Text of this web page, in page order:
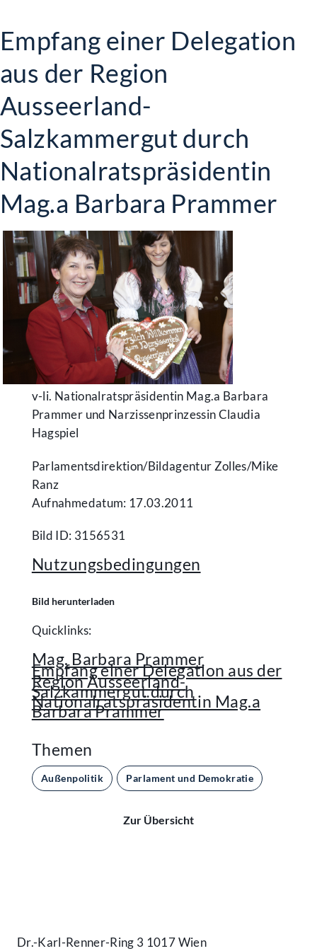
Empfang einer Delegation
aus der Region
Ausseerland-
Salzkammergut durch
Nationalratspräsidentin
Mag.a Barbara Prammer
v-li. Nationalratspräsidentin Mag.a Barbara
Prammer und Narzissenprinzessin Claudia
Hagspiel
Parlamentsdirektion/​Bildagentur Zolles/​Mike
Ranz
Aufnahmedatum: 17.03.2011
Bild ID: 3156531
Nutzungsbedingungen
Bild herunterladen
Quicklinks:
Mag. Barbara Prammer
Empfang einer Delegation aus der
Region Ausseerland-
Salzkammergut durch
Nationalratspräsidentin Mag.a
Barbara Prammer
Themen
Außenpolitik Parlament und Demokratie
Zur Übersicht
Dr.-Karl-Renner-Ring 3 1017 Wien